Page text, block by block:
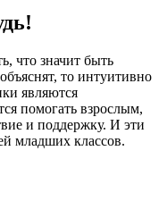
что значит быть
то интуитивно
являются
помогать взрослым,
и поддержку. И эти
младших классов.